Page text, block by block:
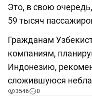
Это, в свою
59 тысяч
Гражданам
компаниям,
Индонезию,
сложившуюся
3546 0